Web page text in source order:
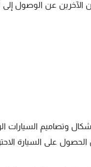
الآخرين عن الوصول إلى
وتصاميم السيارات
على السيارة